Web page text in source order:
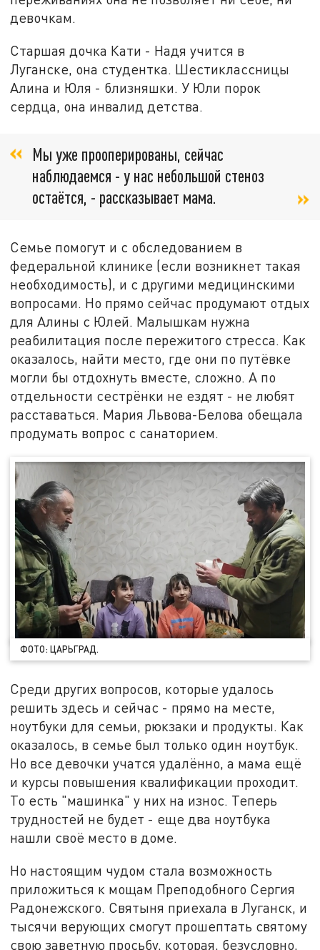
девочкам.
Старшая дочка Кати - Надя учится в
Луганске, она студентка. Шестиклассницы
Алина и Юля - близняшки. У Юли порок
сердца, она инвалид детства.
Мы уже прооперированы, сейчас
наблюдаемся - у нас небольшой стеноз
остаётся, - рассказывает мама.
Семье помогут и с обследованием в
федеральной клинике (если возникнет такая
необходимость), и с другими медицинскими
вопросами. Но прямо сейчас продумают отдых
для Алины с Юлей. Малышкам нужна
реабилитация после пережитого стресса. Как
оказалось, найти место, где они по путёвке
могли бы отдохнуть вместе, сложно. А по
отдельности сестрёнки не ездят - не любят
расставаться. Мария Львова-Белова обещала
продумать вопрос с санаторием.
ФОТО: ЦАРЬГРАД.
Среди других вопросов, которые удалось
решить здесь и сейчас - прямо на месте,
ноутбуки для семьи, рюкзаки и продукты. Как
оказалось, в семье был только один ноутбук.
Но все девочки учатся удалённо, а мама ещё
и курсы повышения квалификации проходит.
То есть "машинка" у них на износ. Теперь
трудностей не будет - еще два ноутбука
нашли своё место в доме.
Но настоящим чудом стала возможность
приложиться к мощам Преподобного Сергия
Радонежского. Святыня приехала в Луганск, и
тысячи верующих смогут прошептать святому
свою заветную просьбу, которая, безусловно,